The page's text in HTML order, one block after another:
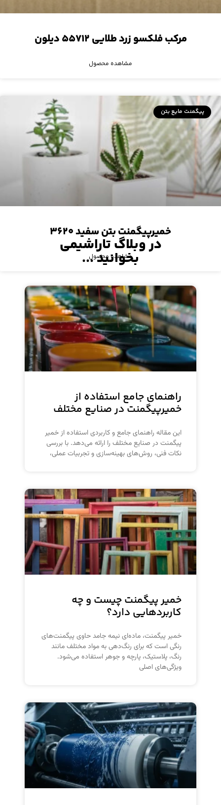
مرکب فلکسو زرد طلایی ۵۵۷۱۲ دیلون
مشاهده محصول
پیگمنت مایع بتن
خمیرپیگمنت بتن سفید ۳۶۲۰
مشاهده محصول
در وبلاگ تاراشیمی
بخوانید ...
راهنمای جامع استفاده از
خمیرپیگمنت در صنایع مختلف
این مقاله راهنمای جامع و کاربردی استفاده از خمیر
پیگمنت در صنایع مختلف را ارائه می‌دهد. با بررسی
نکات فنی، روش‌های بهینه‌سازی و تجربیات عملی،
خمیر پیگمنت چیست و چه
کاربردهایی دارد؟
خمیر پیگمنت، ماده‌ای نیمه جامد حاوی پیگمنت‌های
رنگی است که برای رنگ‌دهی به مواد مختلف مانند
رنگ، پلاستیک، پارچه و جوهر استفاده می‌شود.
ویژگی‌های اصلی